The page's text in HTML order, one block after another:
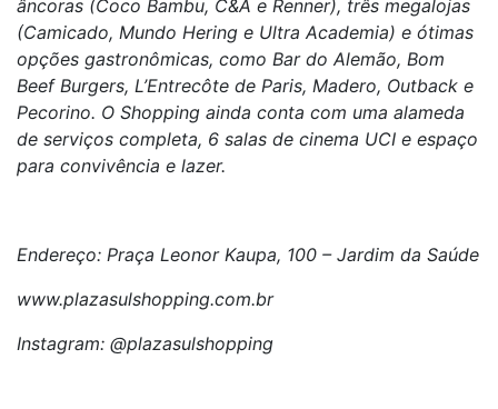
âncoras (Coco Bambu, C&A e Renner), três megalojas
(Camicado, Mundo Hering e Ultra Academia) e ótimas
opções gastronômicas, como Bar do Alemão, Bom
Beef Burgers, L’Entrecôte de Paris, Madero, Outback e
Pecorino. O Shopping ainda conta com uma alameda
de serviços completa, 6 salas de cinema UCI e espaço
para convivência e lazer.
Endereço: Praça Leonor Kaupa, 100 – Jardim da Saúde
www.plazasulshopping.com.br
Instagram: @plazasulshopping